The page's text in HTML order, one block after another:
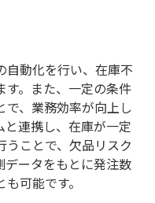
自動化を行い、在庫不
す。また、一定の条件
、業務効率が向上し
と連携し、在庫が一定
ことで、欠品リスク
データをもとに発注数
可能です。